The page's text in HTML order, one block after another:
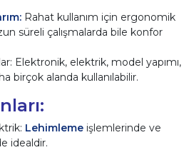
Rahat kullanım için ergonomik
süreli çalışmalarda bile konfor
Elektronik, elektrik, model yapımı,
birçok alanda kullanılabilir.
Lehimlemeişlemlerinde ve
idealdir.